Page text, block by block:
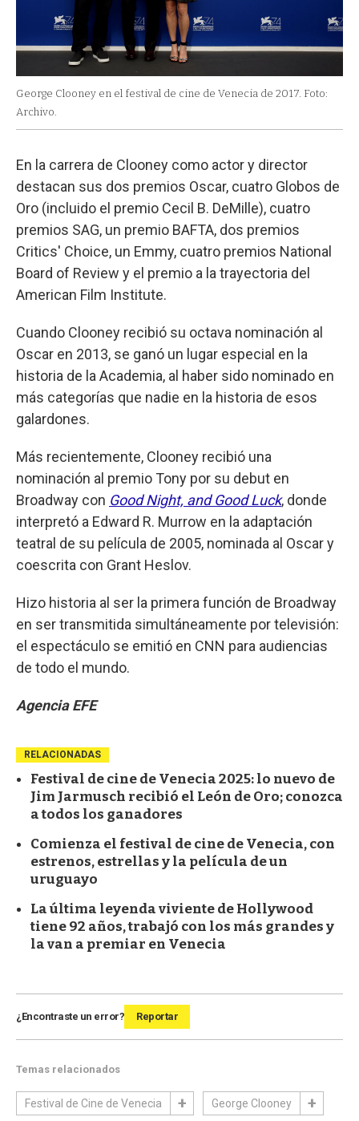
George Clooney en el festival de cine de Venecia de 2017. Foto:
Archivo.
En la carrera de Clooney como actor y director
destacan sus dos premios Oscar, cuatro Globos de
Oro (incluido el premio Cecil B. DeMille), cuatro
premios SAG, un premio BAFTA, dos premios
Critics' Choice, un Emmy, cuatro premios National
Board of Review y el premio a la trayectoria del
American Film Institute.
Cuando Clooney recibió su octava nominación al
Oscar en 2013, se ganó un lugar especial en la
historia de la Academia, al haber sido nominado en
más categorías que nadie en la historia de esos
galardones.
Más recientemente, Clooney recibió una
nominación al premio Tony por su debut en
Broadway con Good Night, and Good Luck, donde
interpretó a Edward R. Murrow en la adaptación
teatral de su película de 2005, nominada al Oscar y
coescrita con Grant Heslov.
Hizo historia al ser la primera función de Broadway
en ser transmitida simultáneamente por televisión:
el espectáculo se emitió en CNN para audiencias
de todo el mundo.
Agencia EFE
RELACIONADAS
Festival de cine de Venecia 2025: lo nuevo de
Jim Jarmusch recibió el León de Oro; conozca
a todos los ganadores
Comienza el festival de cine de Venecia, con
estrenos, estrellas y la película de un
uruguayo
La última leyenda viviente de Hollywood
tiene 92 años, trabajó con los más grandes y
la van a premiar en Venecia
¿Encontraste un error? Reportar
Temas relacionados
Festival de Cine de Venecia George Clooney